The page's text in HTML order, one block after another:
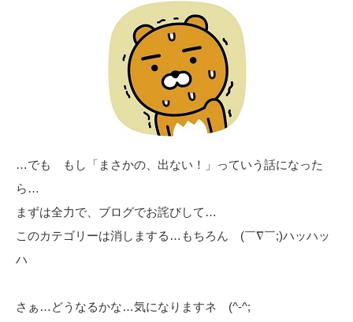
…でも もし「まさかの、出ない！」っていう話になった
ら…
まずは全力で、ブログでお詫びして…
このカテゴリーは消しまする…もちろん (￣∇￣;)ハッハッ
ハ
さぁ…どうなるかな…気になりますネ (^-^;